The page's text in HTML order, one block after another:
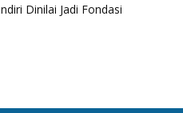
Dinilai Jadi Fondasi